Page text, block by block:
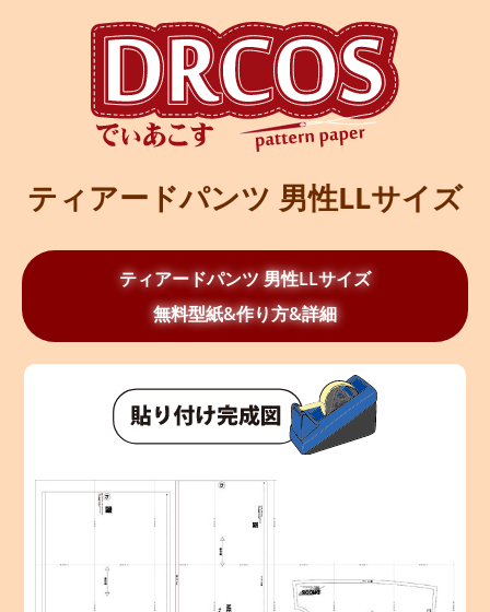
ティアードパンツ 男性LLサイズ
ティアードパンツ 男性LLサイズ
無料型紙&作り方&詳細